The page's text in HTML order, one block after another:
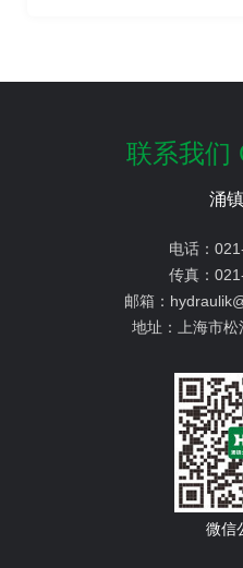
联系我们
涌
电话：
传真：
邮箱：
地址：
上海市
微信